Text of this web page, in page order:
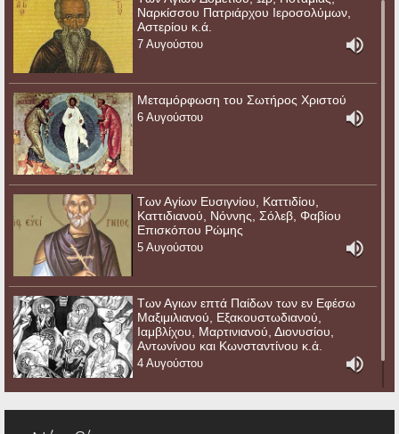
Ναρκίσσου Πατριάρχου Ιεροσολύμων,
Αστερίου κ.ά.
7 Αυγούστου
Μεταμόρφωση του Σωτήρος Χριστού
6 Αυγούστου
Των Αγίων Ευσιγνίου, Καττιδίου,
Καττιδιανού, Νόννης, Σόλεβ, Φαβίου
Επισκόπου Ρώμης
5 Αυγούστου
Των Αγιων επτά Παίδων των εν Εφέσω
Μαξιμιλιανού, Εξακουστωδιανού,
Ιαμβλίχου, Μαρτινιανού, Διονυσίου,
Αντωνίνου και Κωνσταντίνου κ.ά.
4 Αυγούστου